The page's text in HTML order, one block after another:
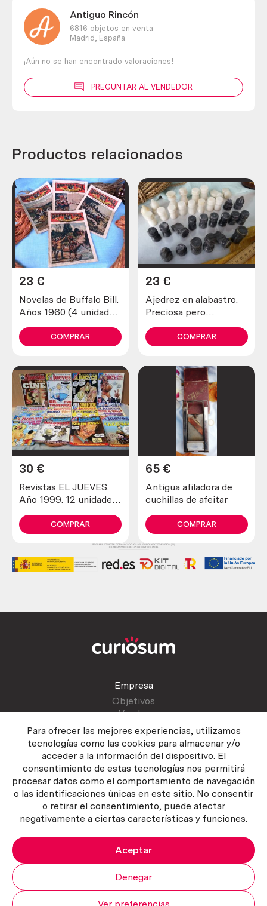
Para ofrecer las mejores experiencias, utilizamos
tecnologías como las cookies para almacenar y/o
acceder a la información del dispositivo. El
consentimiento de estas tecnologías nos permitirá
procesar datos como el comportamiento de navegación
o las identificaciones únicas en este sitio. No consentir
o retirar el consentimiento, puede afectar
negativamente a ciertas características y funciones.
Aceptar
Denegar
Antiguo Rincón
6816 objetos en venta
Madrid,
España
¡Aún no se han encontrado valoraciones!
PREGUNTAR AL VENDEDOR
Productos relacionados
Novelas de Buffalo Bill.
Años 1960 (4 unidades
23 €
COMPRAR
Ajedrez en alabastro.
Preciosa pero
estado.
23 €
COMPRAR
Revistas EL JUEVES.
Año 1999. 12 unidades
30 €
COMPRAR
Antigua afiladora de
cuchillas de afeitar
65 €
COMPRAR
Empresa
Objetivos
Vender
Atención al cliente
Contactar
Manual del vendedor
Política del servicio
Política de Cookies
Copyright ©2026 Curiosum S.L. Todos los derechos reservados.